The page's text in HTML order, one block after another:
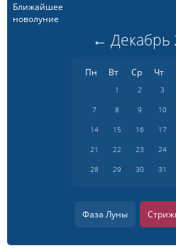
Ближайшее
новолуние
← Декабрь
Пн Вт Ср Чт
1 2 3
7
8 9 10
14
15 16 17
21
22 23 24
28
29 30 31
Фаза Луны